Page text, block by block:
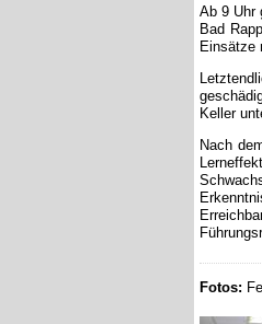
Ab 9 Uhr
Bad
Einsätze
Keller
Nach
Fotos: